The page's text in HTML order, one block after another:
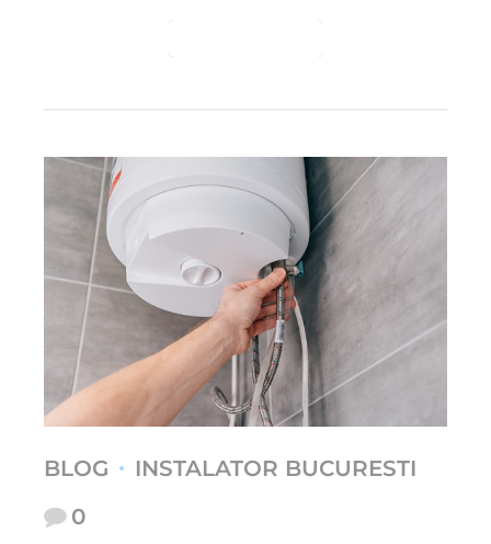
BLOG
INSTALATOR BUCURESTI
0